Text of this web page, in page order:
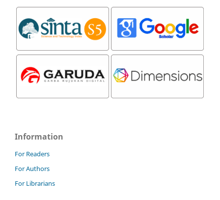
Information
For Readers
For Authors
For Librarians